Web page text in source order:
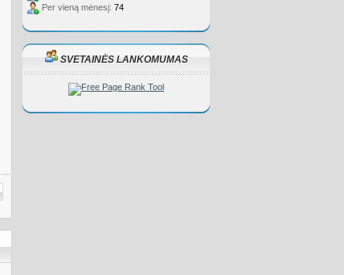
Per vieną mėnesį: 74
SVETAINĖS LANKOMUMAS